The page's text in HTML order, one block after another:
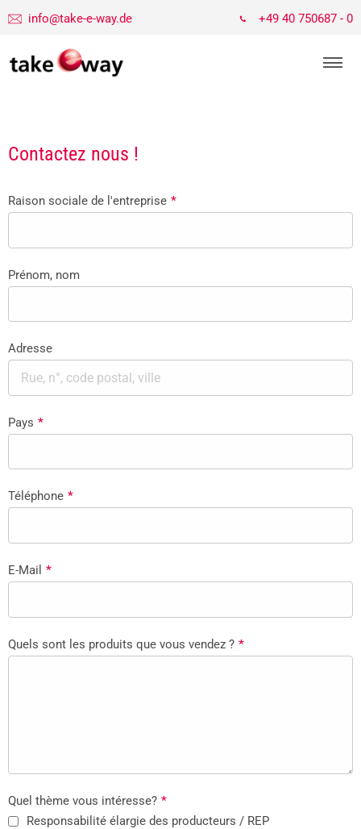
info@take-e-way.de +49 40 750687 - 0
Contactez nous !
Raison sociale de l'entreprise *
Prénom, nom
Adresse
Pays *
Téléphone *
E-Mail *
Quels sont les produits que vous vendez ? *
Quel thème vous intéresse? *
Responsabilité élargie des producteurs / REP